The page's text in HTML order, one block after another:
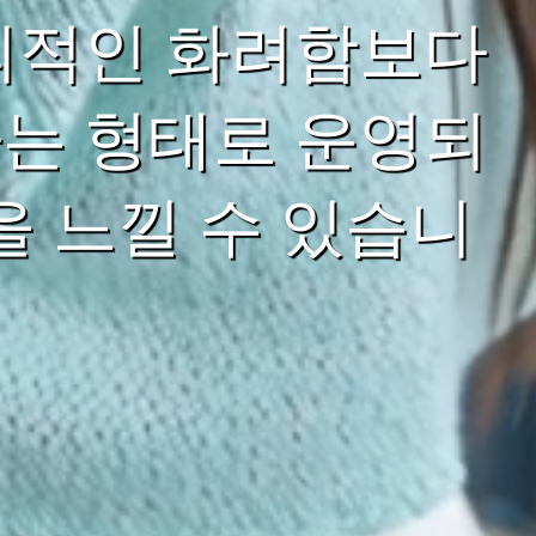
인 화려함보다
형태로 운영되
느낄 수 있습니